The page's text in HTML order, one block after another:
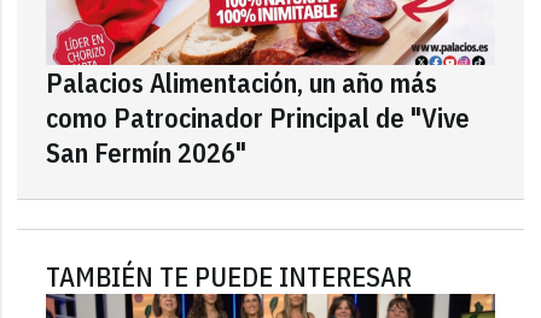
Palacios Alimentación, un año más
como Patrocinador Principal de "Vive
San Fermín 2026"
TAMBIÉN TE PUEDE INTERESAR